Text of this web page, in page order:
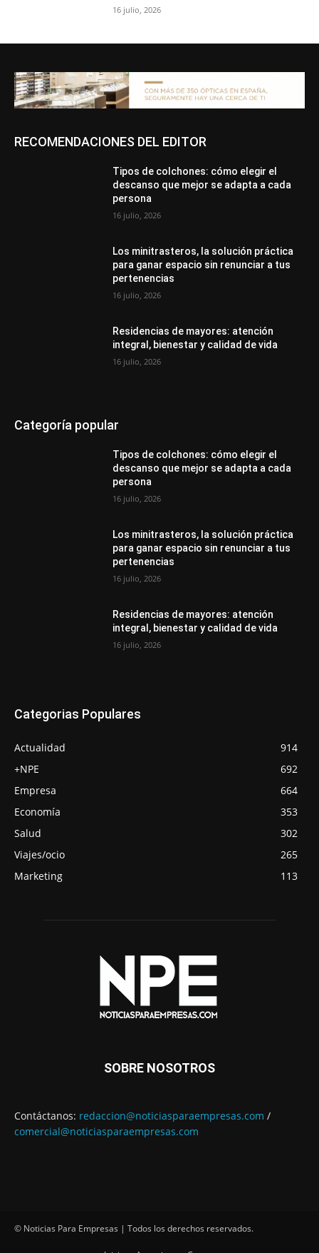
16 julio, 2026
RECOMENDACIONES DEL EDITOR
Tipos de colchones: cómo elegir el
descanso que mejor se adapta a cada
persona
16 julio, 2026
Los minitrasteros, la solución práctica
para ganar espacio sin renunciar a tus
pertenencias
16 julio, 2026
Residencias de mayores: atención
integral, bienestar y calidad de vida
16 julio, 2026
Categoría popular
Tipos de colchones: cómo elegir el
descanso que mejor se adapta a cada
persona
16 julio, 2026
Los minitrasteros, la solución práctica
para ganar espacio sin renunciar a tus
pertenencias
16 julio, 2026
Residencias de mayores: atención
integral, bienestar y calidad de vida
16 julio, 2026
Categorias Populares
Actualidad
914
+NPE
692
Empresa
664
Economía
353
Salud
302
Viajes/ocio
265
Marketing
113
SOBRE NOSOTROS
Contáctanos: redaccion@noticiasparaempresas.com /
comercial@noticiasparaempresas.com
© Noticias Para Empresas | Todos los derechos reservados.